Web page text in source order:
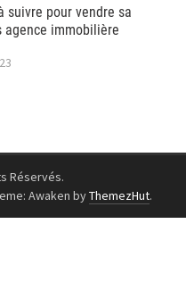
suivre pour vendre sa
agence immobilière
Réservés.
Awaken byThemezHut.